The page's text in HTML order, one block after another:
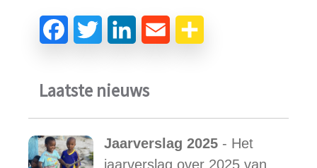
Laatste nieuws
Jaarverslag 2025 - Het
jaarverslag over 2025 van